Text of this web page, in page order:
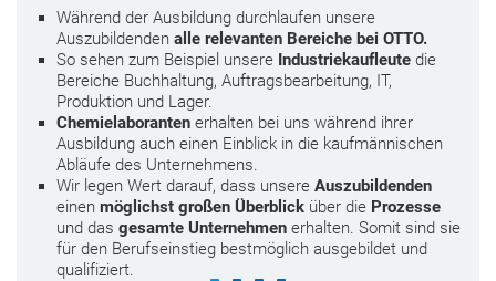
Während der Ausbildung durchlaufen unsere
Auszubildenden alle relevanten Bereiche bei OTTO.
So sehen zum Beispiel unsere Industriekaufleute die
Bereiche Buchhaltung, Auftragsbearbeitung, IT,
Produktion und Lager.
Chemielaboranten erhalten bei uns während ihrer
Ausbildung auch einen Einblick in die kaufmännischen
Abläufe des Unternehmens.
Wir legen Wert darauf, dass unsere Auszubildenden
einen möglichst großen Überblick über die Prozesse
und das gesamte Unternehmen erhalten. Somit sind sie
für den Berufseinstieg bestmöglich ausgebildet und
qualifiziert.